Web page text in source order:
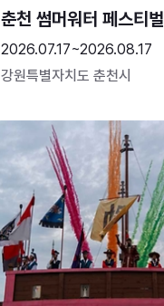
춘천 썸머워터 페스티벌
2026.07.17~2026.08.17
강원특별자치도 춘천시